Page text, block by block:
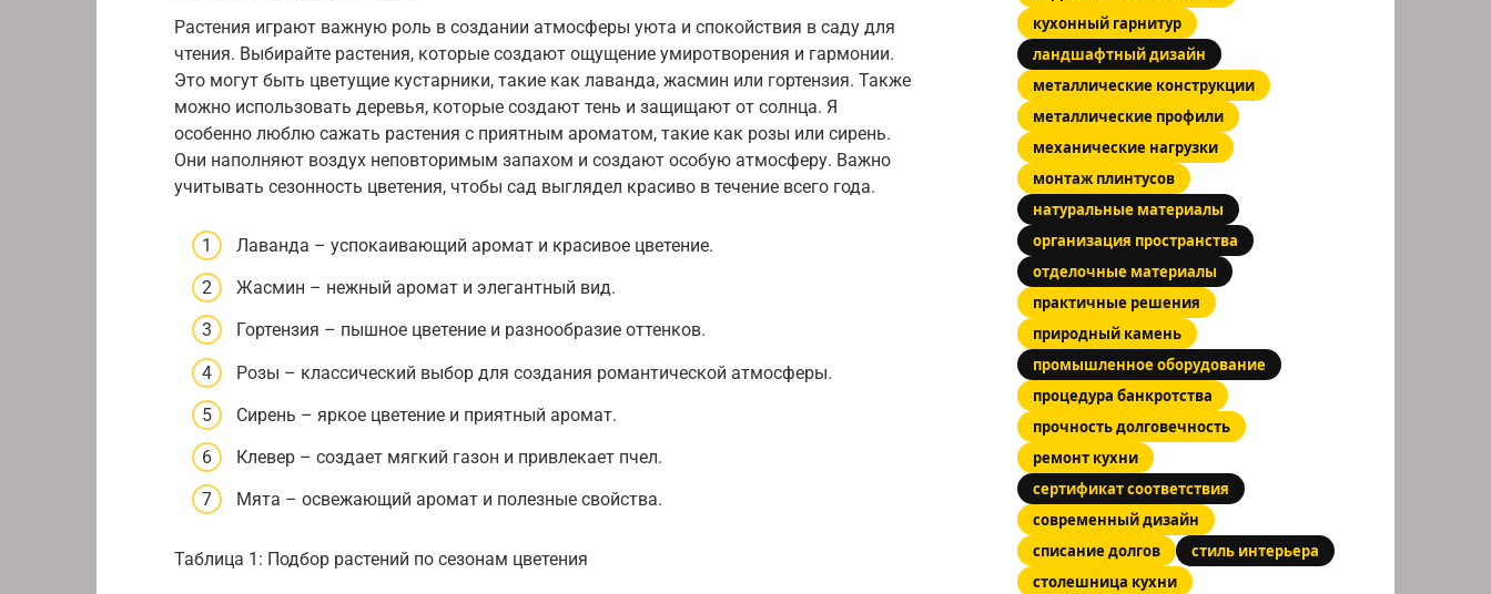
Растения играют важную роль в создании атмосферы уюта и спокойствия в саду для
чтения. Выбирайте растения, которые создают ощущение умиротворения и гармонии.
Это могут быть цветущие кустарники, такие как лаванда, жасмин или гортензия. Также
можно использовать деревья, которые создают тень и защищают от солнца. Я
особенно люблю сажать растения с приятным ароматом, такие как розы или сирень.
Они наполняют воздух неповторимым запахом и создают особую атмосферу. Важно
учитывать сезонность цветения, чтобы сад выглядел красиво в течение всего года.
Лаванда – успокаивающий аромат и красивое цветение.
Жасмин – нежный аромат и элегантный вид.
Гортензия – пышное цветение и разнообразие оттенков.
Розы – классический выбор для создания романтической атмосферы.
Сирень – яркое цветение и приятный аромат.
Клевер – создает мягкий газон и привлекает пчел.
Мята – освежающий аромат и полезные свойства.
Таблица 1: Подбор растений по сезонам цветения
кухонный гарнитур
ландшафтный дизайн
металлические конструкции
металлические профили
механические нагрузки
монтаж плинтусов
натуральные материалы
организация пространства
отделочные материалы
практичные решения
природный камень
промышленное оборудование
процедура банкротства
прочность долговечность
ремонт кухни
сертификат соответствия
современный дизайн
списание долгов
стиль интерьера
столешница кухни